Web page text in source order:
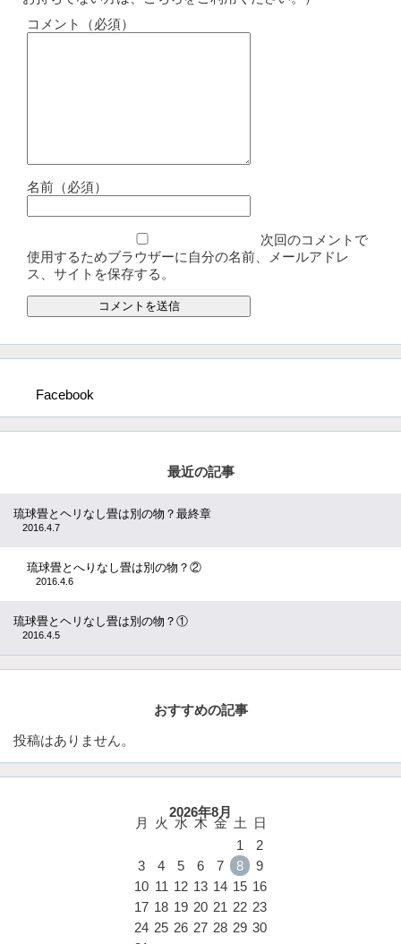
コメント（必須）
名前（必須）
次回のコメントで
使用するためブラウザーに自分の名前、メールアドレ
ス、サイトを保存する。
Facebook
最近の記事
琉球畳とヘリなし畳は別の物？最終章
2016.4.7
琉球畳とへりなし畳は別の物？②
2016.4.6
琉球畳とヘリなし畳は別の物？①
2016.4.5
おすすめの記事
投稿はありません。
2026年8月
月 火 水 木 金 土
日
1
2
3
4 5 6 7 8
9
10 11 12 13 14 15 16
17 18 19 20 21 22 23
24 25 26 27 28 29 30